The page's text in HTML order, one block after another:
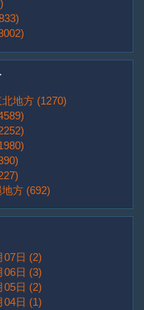
地方 (1270)
方 (692)
07日 (2)
06日 (3)
05日 (2)
04日 (1)